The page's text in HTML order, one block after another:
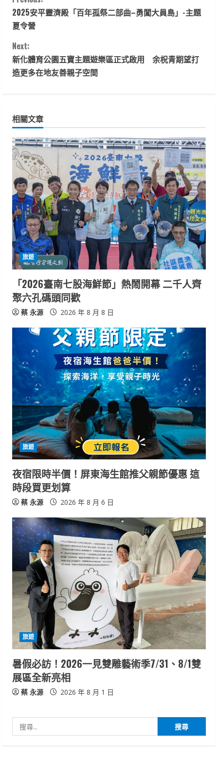
o
n
t
u
e
R
e
a
d
i
n
g
2025安平靈濟殿「百年孤祭二部曲–勇闖大員島」-主題
夏令營
Next:
新化體育公園五寶主題遊樂區正式啟用 余柷青期望打
造更多在地友善親子空間
相關文章
旅遊
「2026臺南七股海鮮節」熱鬧開幕 二千人齊
聚六孔碼頭同歡
蔡 永源 2026 年 8 月 8 日
旅遊
夜宿限時半價！屏東海生館推父親節優惠 這
時段買更划算
蔡 永源 2026 年 8 月 6 日
旅遊
暑假必訪！2026一見雙雕藝術季7/31、8/1雙
展區全新亮相
蔡 永源 2026 年 8 月 1 日
尋